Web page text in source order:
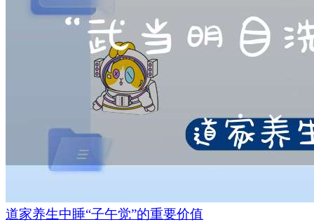
道家养生中睡“子午觉”的重要价值